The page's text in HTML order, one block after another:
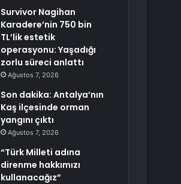
Survivor Nagihan
Karadere’nin 750 bin
TL’lik estetik
operasyonu: Yaşadığı
zorlu süreci anlattı
Ağustos 7, 2026
Son dakika: Antalya’nın
Kaş ilçesinde orman
yangını çıktı
Ağustos 7, 2026
“Türk Milleti adına
direnme hakkımızı
kullanacağız”